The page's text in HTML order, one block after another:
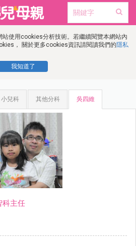
使用cookies分析技術。若繼續閱覽本網站內
， 關於更多cookies資訊請閱讀我們的隱私
我知道了
小兒科 其他分科 吳四維
科主任